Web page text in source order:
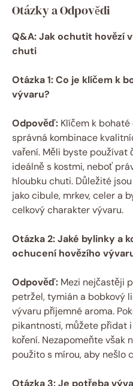
Otázky a Odpovědi
Q&A: Jak ochutit hovězí
chuti
Otázka 1: Co je klíčem k
vývaru?
Odpověď: Klíčem k
správná kombinace
vaření. Měli byste používat
ideálně s kostmi, neboť
hloubku chuti. Důležité
jako cibule, mrkev, celer a
celkový charakter vývaru.
Otázka 2: Jaké bylinky a
ochucení hovězího
Odpověď: Mezi nejčastěji
petržel, tymián a bobkový
vývaru příjemné aroma.
pikantnosti, můžete přidat
koření. Nezapomeňte však
použito s mírou, aby nešlo